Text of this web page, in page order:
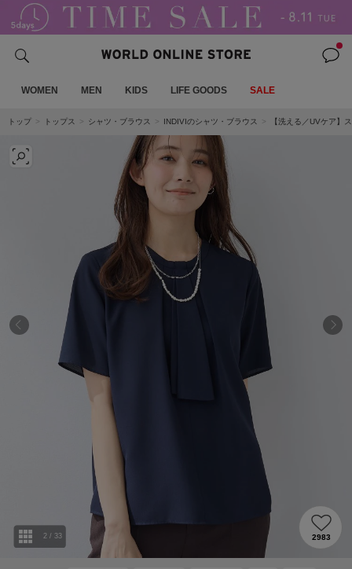
WOMEN MEN KIDS LIFE GOODS SALE
トップ トップス シャツ・ブラウス INDIVIのシャツ・ブラウス 【洗える／UVケア】
2 / 33 2983